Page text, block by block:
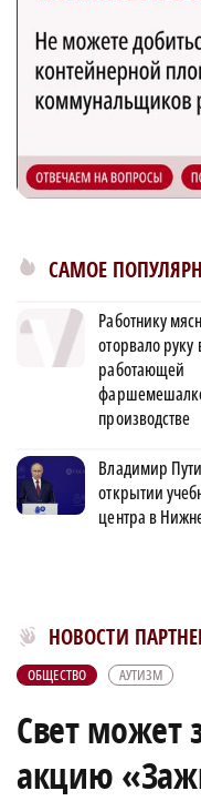
САМОЕ
Работнику
оторвало руку
работающей
производстве
Владимир
открытии
центра в
НОВОСТИ
Новости МирТесен
ОБЩЕСТВО АУТИЗМ
Свет
акцию